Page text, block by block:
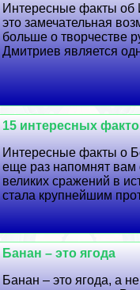
Интересные факты об
это замечательная
больше о творчестве
Дмитриев является
15 интересных
Интересные факты о
еще раз напомнят
великих сражений в
стала крупнейшим
Банан – это ягода
Банан – это ягода, а